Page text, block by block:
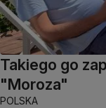
Takiego go
"Moroza"
POLSKA